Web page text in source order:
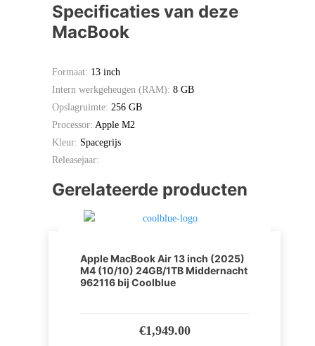
Specificaties van deze
MacBook
Formaat: 13 inch
Intern werkgeheugen (RAM): 8 GB
Opslagruimte: 256 GB
Processor: Apple M2
Kleur: Spacegrijs
Releasejaar:
Gerelateerde producten
Apple MacBook Air 13 inch (2025)
M4 (10/10) 24GB/1TB Middernacht
962116 bij Coolblue
€1,949.00